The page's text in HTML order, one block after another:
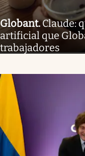
Globant.Claude:
artificial que
trabajadores